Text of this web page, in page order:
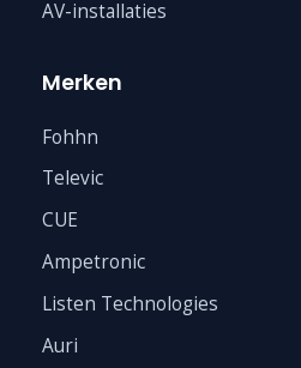
AV-installaties
Merken
Fohhn
Televic
CUE
Ampetronic
Listen Technologies
Auri